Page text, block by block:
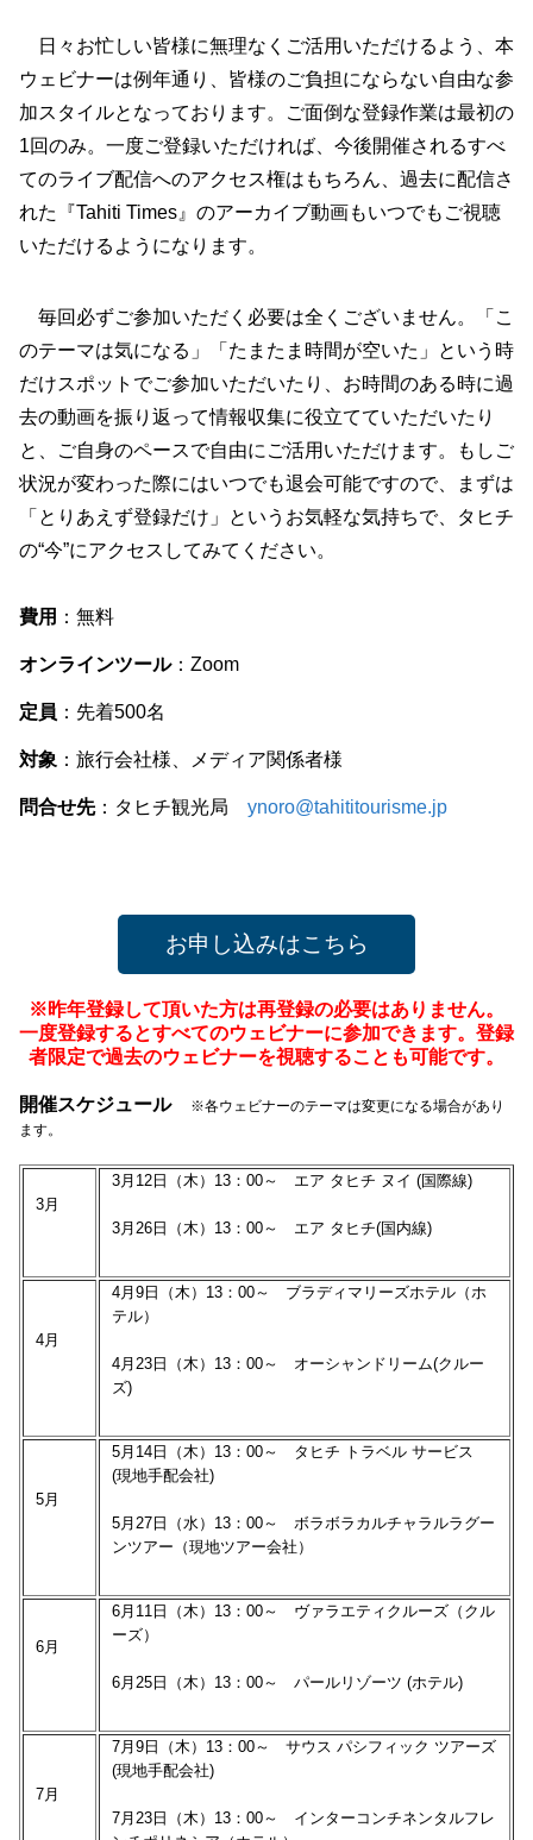
日々お忙しい皆様に無理なくご活用いただけるよう、本
ウェビナーは例年通り、皆様のご負担にならない自由な参
加スタイルとなっております。ご面倒な登録作業は最初の
1回のみ。一度ご登録いただければ、今後開催されるすべ
てのライブ配信へのアクセス権はもちろん、過去に配信さ
れた『Tahiti Times』のアーカイブ動画もいつでもご視聴
いただけるようになります。
毎回必ずご参加いただく必要は全くございません。「こ
のテーマは気になる」「たまたま時間が空いた」という時
だけスポットでご参加いただいたり、お時間のある時に過
去の動画を振り返って情報収集に役立てていただいたり
と、ご自身のペースで自由にご活用いただけます。もしご
状況が変わった際にはいつでも退会可能ですので、まずは
「とりあえず登録だけ」というお気軽な気持ちで、タヒチ
の“今”にアクセスしてみてください。
費用 ：無料
オンラインツール：Zoom
定員 ：先着500名
対象 ：旅行会社様、メディア関係者様
問合せ先：タヒチ観光局 ynoro@tahititourisme.jp
お申し込みはこちら
※昨年登録して頂いた方は再登録の必要はありません。
一度登録するとすべてのウェビナーに参加できます。登録
者限定で過去のウェビナーを視聴することも可能です。
開催スケジュール
※各ウェビナーのテーマは変更になる場合があり
ます。
3月
3月12日（木）13：00～ エア タヒチ ヌイ (国際線)
3月26日（木）13：00～ エア タヒチ(国内線)
4月
4月9日（木）13：00～ ブラディマリーズホテル（ホ
テル）
4月23日（木）13：00～ オーシャンドリーム(クルー
ズ)
5月
5月14日（木）13：00～ タヒチ トラベル サービス
(現地手配会社)
5月27日（水）13：00～ ボラボラカルチャラルラグー
ンツアー（現地ツアー会社）
6月
6月11日（木）13：00～ ヴァラエティクルーズ（クル
ーズ）
6月25日（木）13：00～ パールリゾーツ (ホテル)
7月
7月9日（木）13：00～ サウス パシフィック ツアーズ
(現地手配会社)
7月23日（木）13：00～ インターコンチネンタルフレ